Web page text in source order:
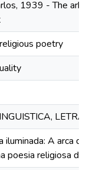
1939 - The ark
poetry
iluminada: A arca
poesia religiosa